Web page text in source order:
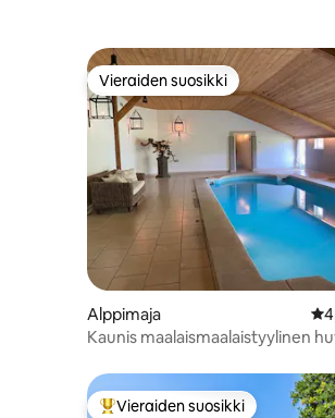
Vieraiden suosikki
Vieraiden suosikki
Alppimaja
Kaunis maalaismaalaistyylinen
Vieraiden suosikki